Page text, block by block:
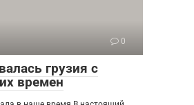
0
грузия с
времен